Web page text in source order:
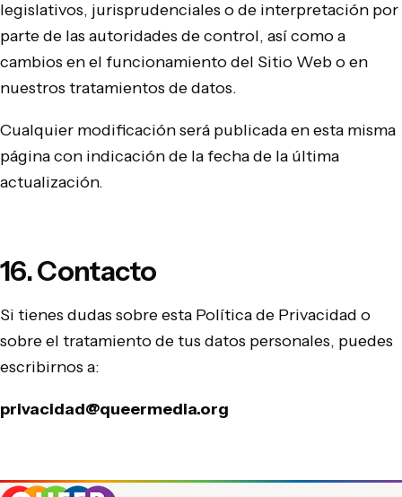
legislativos, jurisprudenciales o de interpretación por
parte de las autoridades de control, así como a
cambios en el funcionamiento del Sitio Web o en
nuestros tratamientos de datos.
Cualquier modificación será publicada en esta misma
página con indicación de la fecha de la última
actualización.
16. Contacto
Si tienes dudas sobre esta Política de Privacidad o
sobre el tratamiento de tus datos personales, puedes
escribirnos a:
privacidad@queermedia.org